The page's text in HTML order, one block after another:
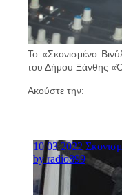
Το «Σκονισμένο
του Δήμου Ξάνθης
Ακούστε την: